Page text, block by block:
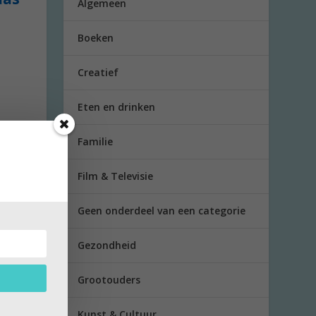
Algemeen
Boeken
Creatief
Eten en drinken
Familie
Film & Televisie
Geen onderdeel van een categorie
Gezondheid
Grootouders